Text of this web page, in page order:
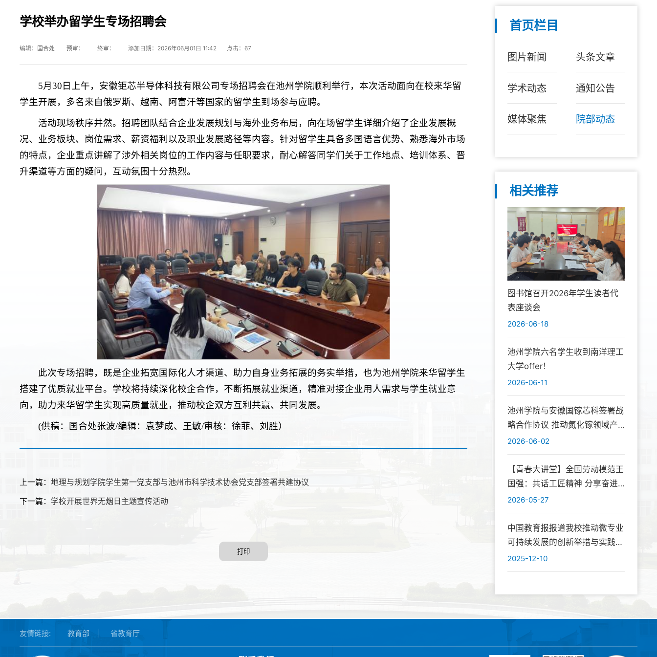
学校举办留学生专场招聘会
编辑：国合处 预审： 终审： 添加日期：2026年06月01日 11:42 点击：67
5月30日上午，安徽钜芯半导体科技有限公司专场招聘会在池州学院顺利举行，本次活动面向在校来华留
学生开展，多名来自俄罗斯、越南、阿富汗等国家的留学生到场参与应聘。
活动现场秩序井然。招聘团队结合企业发展规划与海外业务布局，向在场留学生详细介绍了企业发展概
况、业务板块、岗位需求、薪资福利以及职业发展路径等内容。针对留学生具备多国语言优势、熟悉海外市场
的特点，企业重点讲解了涉外相关岗位的工作内容与任职要求，耐心解答同学们关于工作地点、培训体系、晋
升渠道等方面的疑问，互动氛围十分热烈。
此次专场招聘，既是企业拓宽国际化人才渠道、助力自身业务拓展的务实举措，也为池州学院来华留学生
搭建了优质就业平台。学校将持续深化校企合作，不断拓展就业渠道，精准对接企业用人需求与学生就业意
向，助力来华留学生实现高质量就业，推动校企双方互利共赢、共同发展。
(供稿：国合处张波/编辑：袁梦成、王敏/审核：徐菲、刘胜）
上一篇：地理与规划学院学生第一党支部与池州市科学技术协会党支部签署共建协议
下一篇： 学校开展世界无烟日主题宣传活动
打印
首页栏目
图片新闻 头条文章
学术动态 通知公告
媒体聚焦 院部动态
相关推荐
图书馆召开2026年学生读者代
表座谈会
2026-06-18
池州学院六名学生收到南洋理工
大学offer！
2026-06-11
池州学院与安徽国镓芯科签署战
略合作协议 推动氮化镓领域产
学研深度融合
2026-06-02
【青春大讲堂】全国劳动模范王
国强：共话工匠精神 分享奋进
初心
2026-05-27
中国教育报报道我校推动微专业
可持续发展的创新举措与实践成
效
2025-12-10
友情链接: 教育部 省教育厅